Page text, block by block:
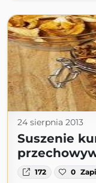
24 sierpnia 2013
Suszenie
172 0